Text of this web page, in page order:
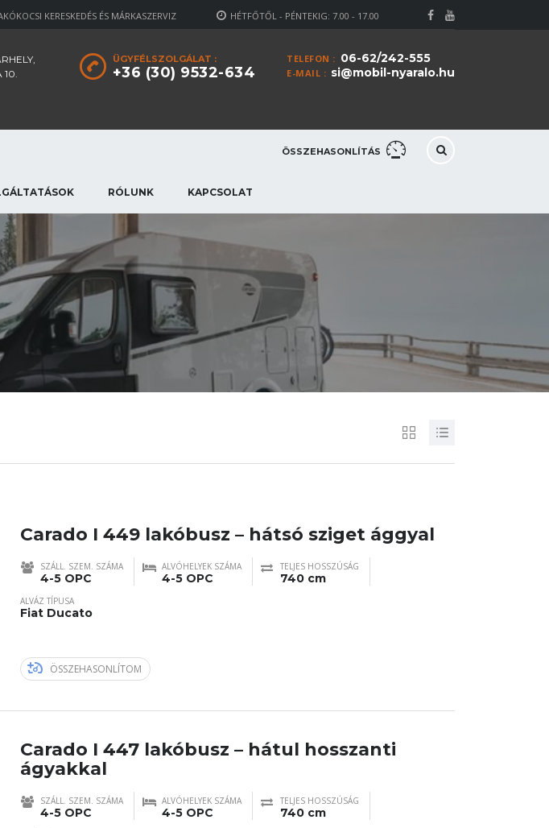
HÉTFŐTŐL - PÉNTEKIG: 7.00 - 17.00
KERESKEDÉS ÉS MÁRKASZERVIZ
TELEFON : 06-62/242-555
E-MAIL : si@mobil-nyaralo.hu
ÜGYFÉLSZOLGÁLAT :
+36 (30) 9532-634
10.
ÖSSZEHASONLÍTÁS
RÓLUNK KAPCSOLAT
Carado I 449 lakóbusz – hátsó sziget ággyal
SZÁLL. SZEM. SZÁMA
4-5 OPC
ALVÓHELYEK SZÁMA
4-5 OPC
TELJES HOSSZÚSÁG
740 cm
ALVÁZ TÍPUSA
Fiat Ducato
ÖSSZEHASONLÍTOM
Carado I 447 lakóbusz – hátul hosszanti
ágyakkal
SZÁLL. SZEM. SZÁMA
4-5 OPC
ALVÓHELYEK SZÁMA
4-5 OPC
TELJES HOSSZÚSÁG
740 cm